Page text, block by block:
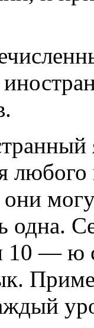
одна.
10 — ю